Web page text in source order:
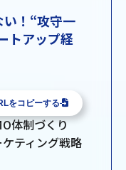
！“攻守一
トアップ経
をコピーする
体制づくり
ティング戦略